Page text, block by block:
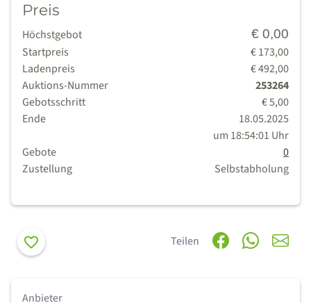
Preis
Höchstgebot € 0,00
Startpreis
€ 173,00
Ladenpreis
€ 492,00
Auktions-Nummer
253264
Gebotsschritt
€ 5,00
Ende
18.05.2025
um 18:54:01 Uhr
Gebote
0
Zustellung
Selbstabholung
Merken Teilen
Anbieter